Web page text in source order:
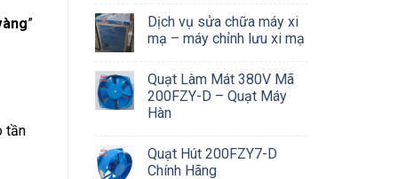
”
tần
Dịch vụ sửa chữa máy xi
mạ – máy chỉnh lưu xi mạ
Quạt Làm Mát 380V Mã
200FZY-D – Quạt Máy
Hàn
Quạt Hút 200FZY7-D
Chính Hãng